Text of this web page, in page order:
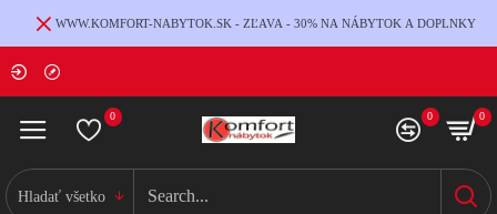
WWW.KOMFORT-NABYTOK.SK - ZĽAVA - 30% NA NÁBYTOK A DOPLNKY
0 0 0
Hladať všetko